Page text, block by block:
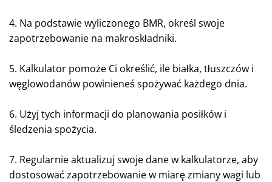
4. Na podstawie wyliczonego BMR, określ swoje
zapotrzebowanie na makroskładniki.
5. Kalkulator pomoże Ci określić, ile białka, tłuszczów i
węglowodanów powinieneś spożywać każdego dnia.
6. Użyj tych informacji do planowania posiłków i
śledzenia spożycia.
7. Regularnie aktualizuj swoje dane w kalkulatorze, aby
dostosować zapotrzebowanie w miarę zmiany wagi lub